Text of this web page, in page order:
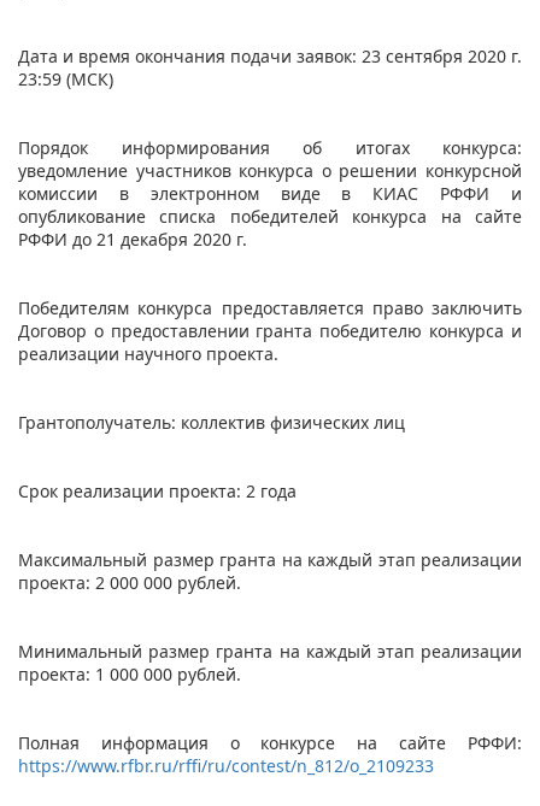
Дата и время окончания подачи заявок: 23 сентября 2020 г.
23:59 (МСК)
Порядок информирования об итогах конкурса:
уведомление участников конкурса о решении конкурсной
комиссии в электронном виде в КИАС РФФИ и
опубликование списка победителей конкурса на сайте
РФФИ до 21 декабря 2020 г.
Победителям конкурса предоставляется право заключить
Договор о предоставлении гранта победителю конкурса и
реализации научного проекта.
Грантополучатель: коллектив физических лиц
Срок реализации проекта: 2 года
Максимальный размер гранта на каждый этап реализации
проекта: 2 000 000 рублей.
Минимальный размер гранта на каждый этап реализации
проекта: 1 000 000 рублей.
Полная информация о конкурсе на сайте РФФИ:
https://www.rfbr.ru/rffi/ru/contest/n_812/o_2109233